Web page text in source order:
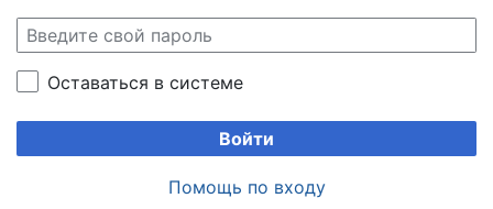
Оставаться в системе
Войти
Помощь по входу